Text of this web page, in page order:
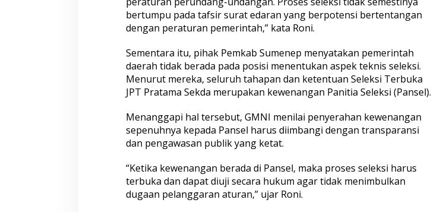
bertumpu pada tafsir surat edaran yang berpotensi bertentangan
dengan peraturan pemerintah,” kata Roni.
Sementara itu, pihak Pemkab Sumenep menyatakan pemerintah
daerah tidak berada pada posisi menentukan aspek teknis seleksi.
Menurut mereka, seluruh tahapan dan ketentuan Seleksi Terbuka
JPT Pratama Sekda merupakan kewenangan Panitia Seleksi (Pansel).
Menanggapi hal tersebut, GMNI menilai penyerahan kewenangan
sepenuhnya kepada Pansel harus diimbangi dengan transparansi
dan pengawasan publik yang ketat.
“Ketika kewenangan berada di Pansel, maka proses seleksi harus
terbuka dan dapat diuji secara hukum agar tidak menimbulkan
dugaan pelanggaran aturan,” ujar Roni.